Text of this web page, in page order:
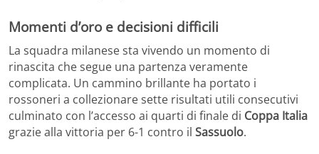
Momenti d’oro e decisioni difficili
La squadra milanese sta vivendo un momento di
rinascita che segue una partenza veramente
complicata. Un cammino brillante ha portato i
rossoneri a collezionare sette risultati utili consecutivi
culminato con l’accesso ai quarti di finale di Coppa Italia
grazie alla vittoria per 6-1 contro il Sassuolo.